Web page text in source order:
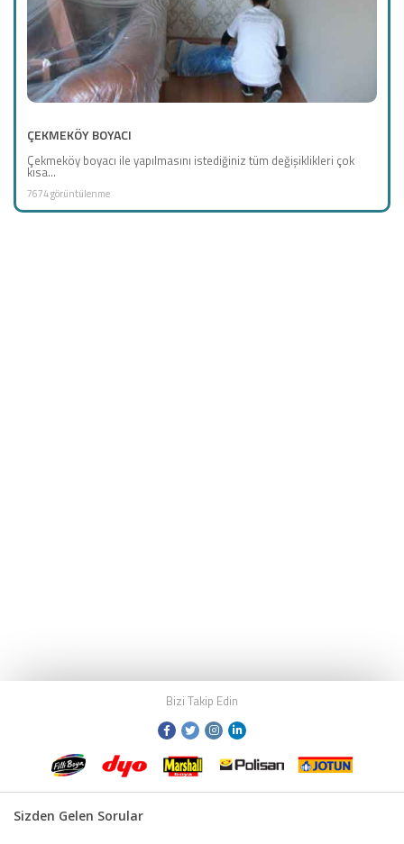
ÇEKMEKÖY BOYACI
Çekmeköy boyacı ile yapılmasını istediğiniz tüm değişiklikleri çok
kısa...
7674 görüntülenme
Bizi Takip Edin
Sizden Gelen Sorular